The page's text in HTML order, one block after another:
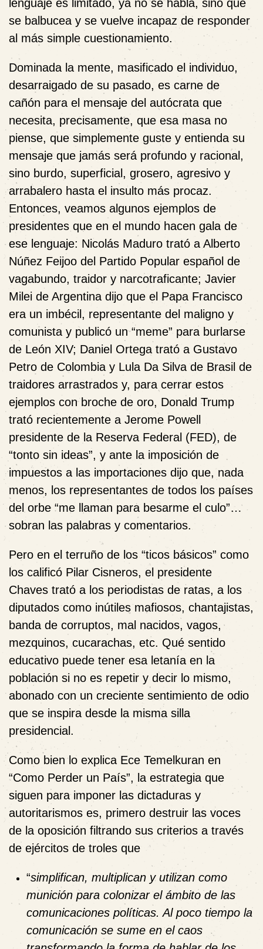
lenguaje es limitado, ya no se habla, sino que
se balbucea y se vuelve incapaz de responder
al más simple cuestionamiento.
Dominada la mente, masificado el individuo,
desarraigado de su pasado, es carne de
cañón para el mensaje del autócrata que
necesita, precisamente, que esa masa no
piense, que simplemente guste y entienda su
mensaje que jamás será profundo y racional,
sino burdo, superficial, grosero, agresivo y
arrabalero hasta el insulto más procaz.
Entonces, veamos algunos ejemplos de
presidentes que en el mundo hacen gala de
ese lenguaje: Nicolás Maduro trató a Alberto
Núñez Feijoo del Partido Popular español de
vagabundo, traidor y narcotraficante; Javier
Milei de Argentina dijo que el Papa Francisco
era un imbécil, representante del maligno y
comunista y publicó un “meme” para burlarse
de León XIV; Daniel Ortega trató a Gustavo
Petro de Colombia y Lula Da Silva de Brasil de
traidores arrastrados y, para cerrar estos
ejemplos con broche de oro, Donald Trump
trató recientemente a Jerome Powell
presidente de la Reserva Federal (FED), de
“tonto sin ideas”, y ante la imposición de
impuestos a las importaciones dijo que, nada
menos, los representantes de todos los países
del orbe “me llaman para besarme el culo”…
sobran las palabras y comentarios.
Pero en el terruño de los “ticos básicos” como
los calificó Pilar Cisneros, el presidente
Chaves trató a los periodistas de ratas, a los
diputados como inútiles mafiosos, chantajistas,
banda de corruptos, mal nacidos, vagos,
mezquinos, cucarachas, etc. Qué sentido
educativo puede tener esa letanía en la
población si no es repetir y decir lo mismo,
abonado con un creciente sentimiento de odio
que se inspira desde la misma silla
presidencial.
Como bien lo explica Ece Temelkuran en
“Como Perder un País”, la estrategia que
siguen para imponer las dictaduras y
autoritarismos es, primero destruir las voces
de la oposición filtrando sus criterios a través
de ejércitos de troles que
“simplifican, multiplican y utilizan como
munición para colonizar el ámbito de las
comunicaciones políticas. Al poco tiempo la
comunicación se sume en el caos